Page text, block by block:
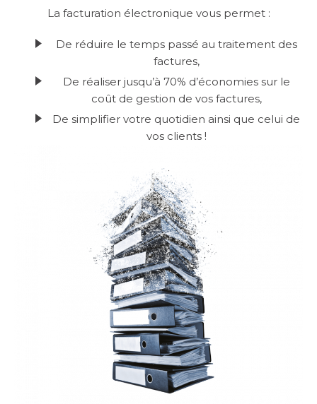
FICHES PRODUITS
La facturation électronique vous permet :
De réduire le temps passé au traitement des
factures,
De réaliser jusqu’à 70% d’économies sur le
coût de gestion de vos factures,
De simplifier votre quotidien ainsi que celui de
vos clients !